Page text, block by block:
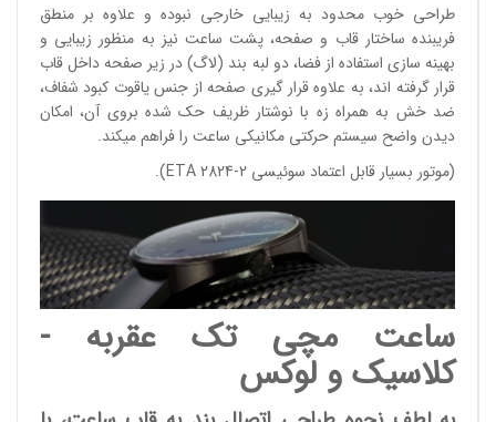
طراحی خوب محدود به زیبایی خارجی نبوده و علاوه بر منطق
فریبنده ساختار قاب و صفحه، پشت ساعت نیز به منظور زیبایی و
بهینه سازی استفاده از فضا، دو لبه بند (لاگ) در زیر صفحه داخل قاب
قرار گرفته اند، به علاوه قرار گیری صفحه از جنس یاقوت کبود شفاف،
ضد خش به همراه زه با نوشتار ظریف حک شده بروی آن، امکان
دیدن واضح سیستم حرکتی مکانیکی ساعت را فراهم میکند.
(موتور بسیار قابل اعتماد سوئیسی ETA 2824-2).
ساعت مچی تک عقربه -
کلاسیک و لوکس